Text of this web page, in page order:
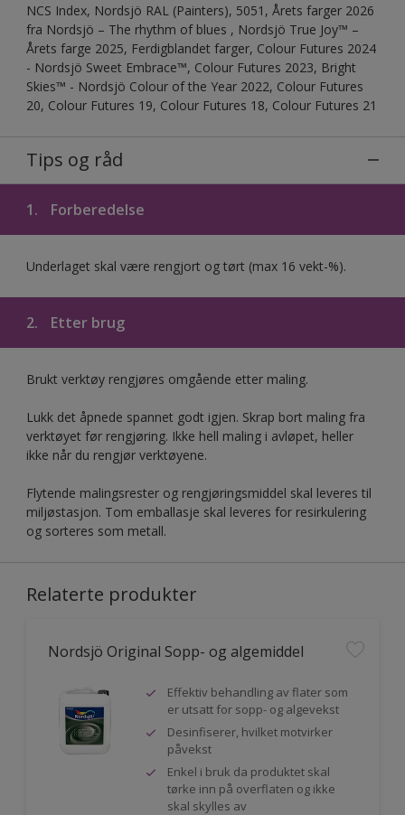
NCS Index, Nordsjö RAL (Painters), 5051, Årets farger 2026
fra Nordsjö – The rhythm of blues , Nordsjö True Joy™ –
Årets farge 2025, Ferdigblandet farger, Colour Futures 2024
- Nordsjö Sweet Embrace™, Colour Futures 2023, Bright
Skies™ - Nordsjö Colour of the Year 2022, Colour Futures
20, Colour Futures 19, Colour Futures 18, Colour Futures 21
Tips og råd
1. Forberedelse
Underlaget skal være rengjort og tørt (max 16 vekt-%).
2. Etter brug
Brukt verktøy rengjøres omgående etter maling.
Lukk det åpnede spannet godt igjen. Skrap bort maling fra
verktøyet før rengjøring. Ikke hell maling i avløpet, heller
ikke når du rengjør verktøyene.
Flytende malingsrester og rengjøringsmiddel skal leveres til
miljøstasjon. Tom emballasje skal leveres for resirkulering
og sorteres som metall.
Relaterte produkter
Nordsjö Original Sopp- og algemiddel
Effektiv behandling av flater som
er utsatt for sopp- og algevekst
Desinfiserer, hvilket motvirker
påvekst
Enkel i bruk da produktet skal
tørke inn på overflaten og ikke
skal skylles av